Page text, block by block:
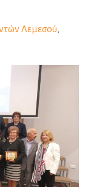
Λεμεσού,